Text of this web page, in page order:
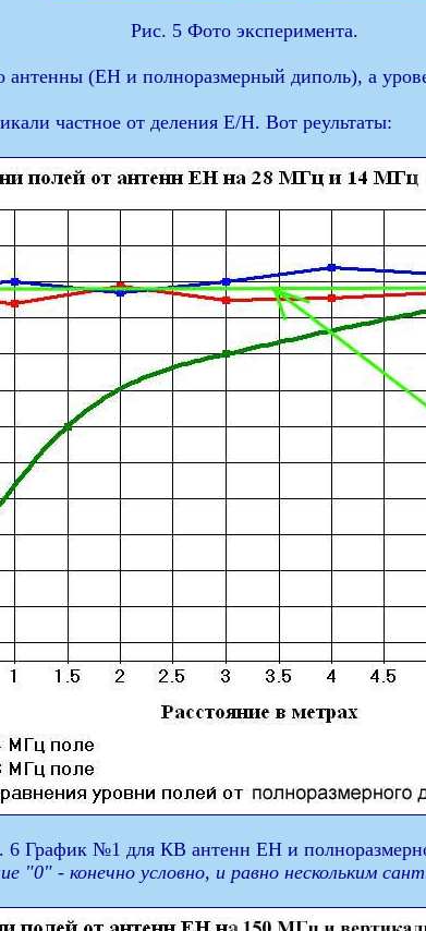
Рис. 5 Фото эксперимента.
антенны (ЕН и полноразмерный диполь), а
частное от деления Е/Н. Вот реультаты:
6 График №1 для КВ антенн ЕН и
"0" - конечно условно, и равно нескольким